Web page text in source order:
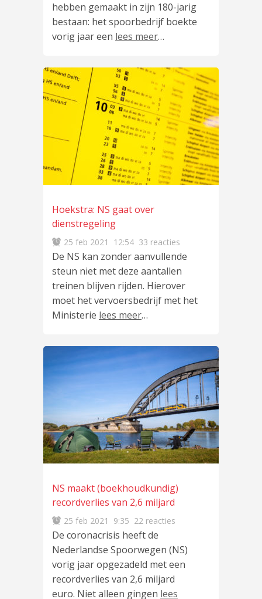
hebben gemaakt in zijn 180-jarig
bestaan: het spoorbedrijf boekte
vorig jaar een lees meer…
Hoekstra: NS gaat over
dienstregeling
25 feb 2021 12:54 33 reacties
De NS kan zonder aanvullende
steun niet met deze aantallen
treinen blijven rijden. Hierover
moet het vervoersbedrijf met het
Ministerie lees meer…
NS maakt (boekhoudkundig)
recordverlies van 2,6 miljard
25 feb 2021 9:35 22 reacties
De coronacrisis heeft de
Nederlandse Spoorwegen (NS)
vorig jaar opgezadeld met een
recordverlies van 2,6 miljard
euro. Niet alleen gingen lees